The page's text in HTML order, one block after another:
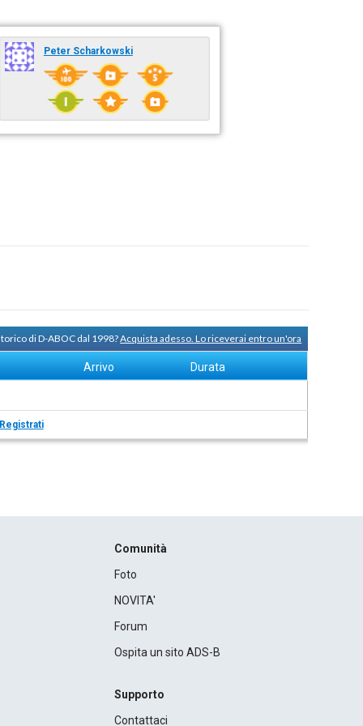
Peter Scharkowski
di D-ABOC dal 1998?Acquista adesso. Lo riceverai entro un'ora
Arrivo Durata
Comunità
Foto
NOVITA'
Forum
Ospita un sito ADS-B
Supporto
Contattaci